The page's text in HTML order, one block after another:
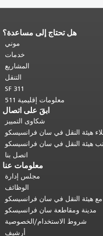
هل تحتاج إلى مساعدة؟
موني
خدمات
المشاريع
التنقل
SF 311
معلومات إقليمية 511
ابقَ على اتصال
شكاوى التمييز
هيئة النقل في سان فرانسيسكو
هيئة النقل في سان فرانسيسكو
اتصل بنا
معلومات عنا
مجلس إدارة
الوظائف
مع هيئة النقل في سان فرانسيسكو
مدينة ومقاطعة سان فرانسيسكو
شروط الاستخدام/الخصوصية
أرشيف